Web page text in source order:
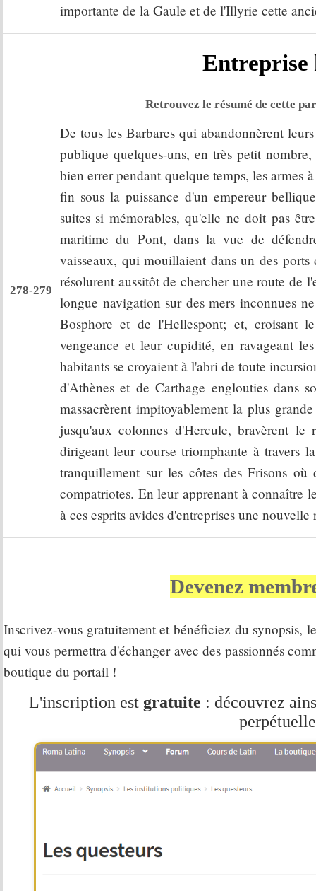
importante de la Gaule et de l'Illyrie cette
278-279
Entreprise
Retrouvez le résumé de cette
De tous les Barbares qui abandonnèrent
publique quelques-uns, en très petit
bien errer pendant quelque temps, les
fin sous la puissance d'un empereur
suites si mémorables, qu'elle ne doit pas
maritime du Pont, dans la vue de
vaisseaux, qui mouillaient dans un des
résolurent aussitôt de chercher une route de
longue navigation sur des mers inconnues
Bosphore et de l'Hellespont; et, croisant
vengeance et leur cupidité, en ravageant
habitants se croyaient à l'abri de toute
d'Athènes et de Carthage englouties dans
massacrèrent impitoyablement la plus
jusqu'aux colonnes d'Hercule, bravèrent
dirigeant leur course triomphante à travers
tranquillement sur les côtes des Frisons où
compatriotes. En leur apprenant à connaître
à ces esprits avides d'entreprises une
Devenez
Inscrivez-vous gratuitement et bénéficiez du synopsis,
qui vous permettra d'échanger avec des passionnés
boutique du portail !
L'inscription est gratuite : découvrez